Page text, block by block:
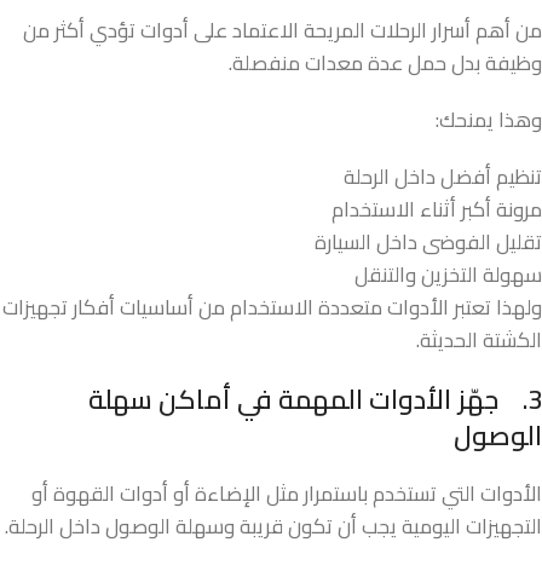
من أهم أسرار الرحلات المريحة الاعتماد على أدوات تؤدي أكثر من
وظيفة بدل حمل عدة معدات منفصلة.
وهذا يمنحك:
تنظيم أفضل داخل الرحلة
مرونة أكبر أثناء الاستخدام
تقليل الفوضى داخل السيارة
سهولة التخزين والتنقل
ولهذا تعتبر الأدوات متعددة الاستخدام من أساسيات أفكار تجهيزات
الكشتة الحديثة.
3. جهّز الأدوات المهمة في أماكن سهلة
الوصول
الأدوات التي تستخدم باستمرار مثل الإضاءة أو أدوات القهوة أو
التجهيزات اليومية يجب أن تكون قريبة وسهلة الوصول داخل الرحلة.